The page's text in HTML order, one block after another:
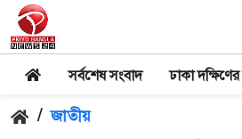
সর্বশেষ সংবাদ ঢাকা
/ জাতীয়